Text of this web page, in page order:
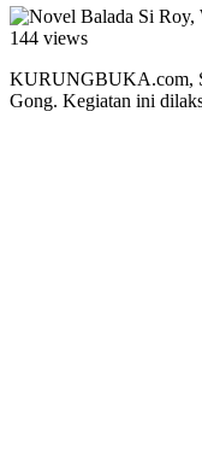
144 views
KURUNGBUKA.com,
Gong. Kegiatan ini